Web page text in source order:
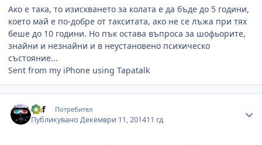
Ако е така, то изискването за колата е да бъде до 5 години,
което май е по-добре от такситата, ако не се лъжа при тях
беше до 10 години. Но пък остава въпроса за шофьорите,
знайни и незнайни и в неустановено психическо
състояние...
Sent from my iPhone using Tapatalk
slaf Потребител
ПубликуваноДекември 11, 201411 гд